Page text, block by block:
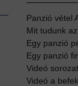
Panzió vétel
Mit tudunk
Egy panzió
Egy panzió
Videó
Videó a